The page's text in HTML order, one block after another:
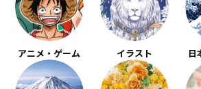
アニメ・ゲーム イラスト 日